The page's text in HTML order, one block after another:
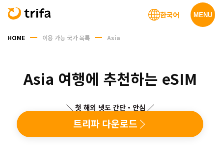
MENU
한국어
HOME 이용 가능 국가 목록 Asia
Asia 여행에 추천하는 eSIM
＼ 첫 해외 넷도 간단・안심 ／
트리파 다운로드